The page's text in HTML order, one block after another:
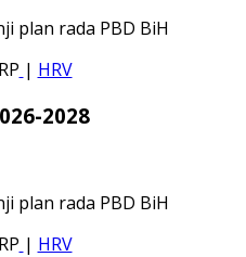
plan rada PBD BiH
| HRV
2028
plan rada PBD BiH
| HRV